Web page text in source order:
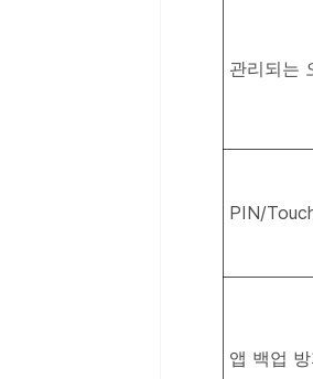
관리되는
PIN/
앱 백업 방